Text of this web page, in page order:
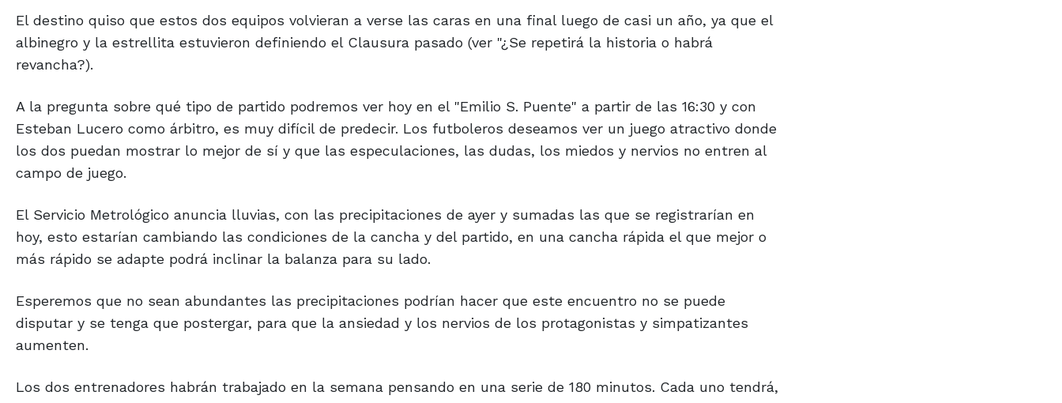
albinegro y la estrellita estuvieron definiendo el Clausura pasado (ver "¿Se repetirá la historia o habrá
revancha?).
Esteban Lucero como árbitro, es muy difícil de predecir. Los futboleros deseamos ver un juego atractivo donde
los dos puedan mostrar lo mejor de sí y que las especulaciones, las dudas, los miedos y nervios no entren al
campo de juego.
hoy, esto estarían cambiando las condiciones de la cancha y del partido, en una cancha rápida el que mejor o
más rápido se adapte podrá inclinar la balanza para su lado.
disputar y se tenga que postergar, para que la ansiedad y los nervios de los protagonistas y simpatizantes
aumenten.
sin dejar de lado lo que han hecho durante todo el certamen, una táctica y una estrategia para afrontar estos